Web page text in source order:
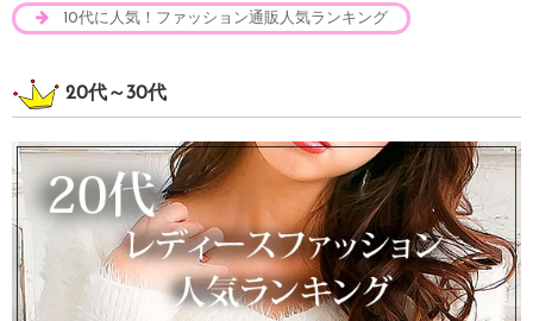
10代に人気！ファッション通販人気ランキング
20代～30代